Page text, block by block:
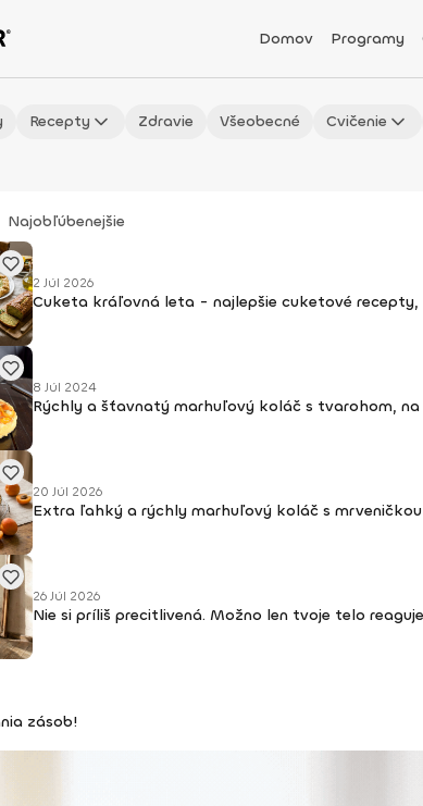
Domov Programy
Recepty Zdravie Všeobecné Cvičenie
Najobľúbenejšie
2 Júl 2026
Cuketa kráľovná leta - najlepšie cuketové
8 Júl 2024
Rýchly a šťavnatý marhuľový koláč s tvarohom,
20 Júl 2026
Extra ľahký a rýchly marhuľový koláč s mrveničkou
26 Júl 2026
Nie si príliš precitlivená. Možno len tvoje telo
zásob!